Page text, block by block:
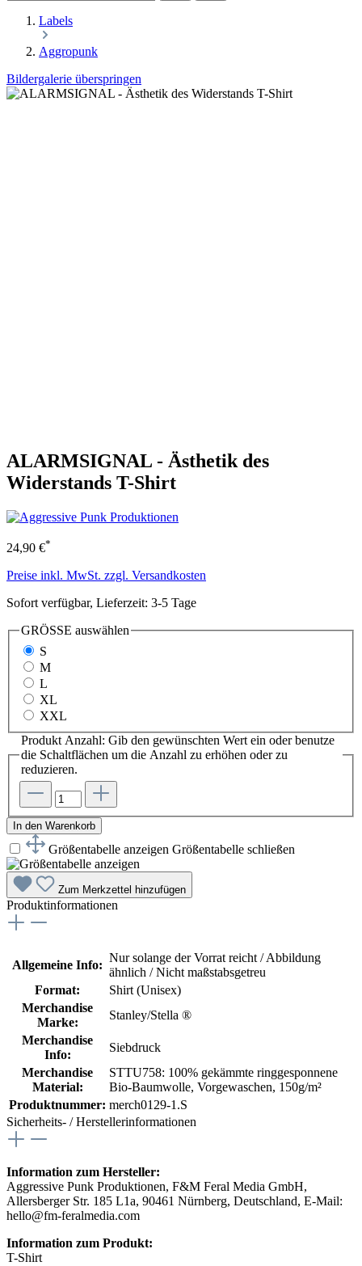
Labels
Aggropunk
Bildergalerie überspringen
ALARMSIGNAL - Ästhetik des
Widerstands T-Shirt
24,90 €*
Preise inkl. MwSt. zzgl. Versandkosten
Sofort verfügbar, Lieferzeit: 3-5 Tage
GRÖSSE auswählen
S
M
L
XL
XXL
Produkt Anzahl: Gib den gewünschten Wert ein oder benutze
die Schaltflächen um die Anzahl zu erhöhen oder zu
reduzieren.
In den Warenkorb
Größentabelle anzeigen Größentabelle schließen
Zum Merkzettel hinzufügen
Produktinformationen
Allgemeine Info:
Nur solange der Vorrat reicht / Abbildung
ähnlich / Nicht maßstabsgetreu
Format:
Shirt (Unisex)
Merchandise
Marke:
Stanley/Stella ®
Merchandise
Info:
Siebdruck
Merchandise
Material:
STTU758: 100% gekämmte ringgesponnene
Bio-Baumwolle, Vorgewaschen, 150g/m²
Produktnummer: merch0129-1.S
Sicherheits- / Herstellerinformationen
Information zum Hersteller:
Aggressive Punk Produktionen, F&M Feral Media GmbH,
Allersberger Str. 185 L1a, 90461 Nürnberg, Deutschland, E-Mail:
hello@fm-feralmedia.com
Information zum Produkt:
T-Shirt